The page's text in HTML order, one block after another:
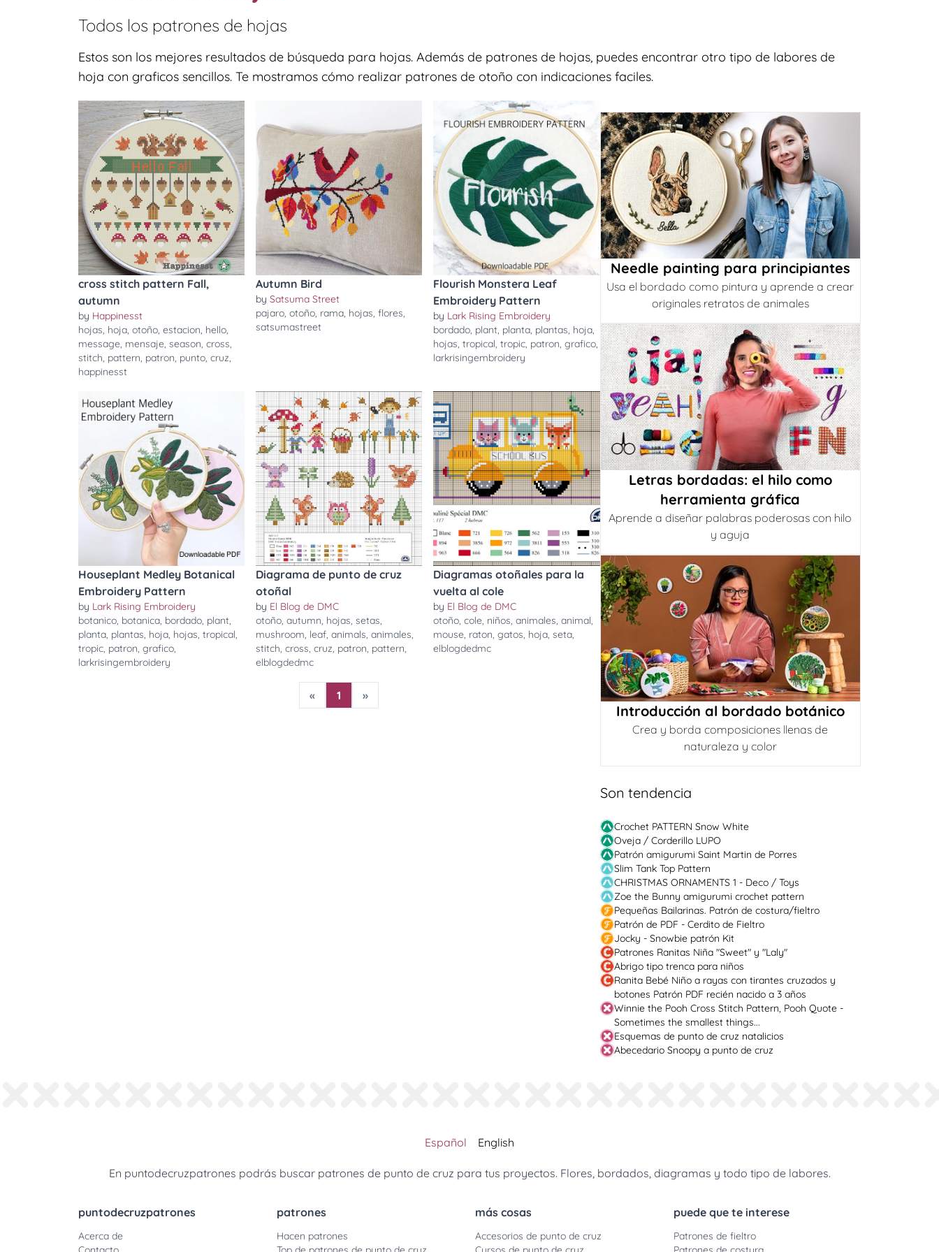
Todos los patrones de hojas
Estos son los mejores resultados de búsqueda para hojas. Además de patrones de hojas, puedes encontrar otro tipo de labores de
hoja con graficos sencillos. Te mostramos cómo realizar patrones de otoño con indicaciones faciles.
cross stitch pattern Fall,
autumn
by Happinesst
hojas, hoja, otoño, estacion, hello,
message, mensaje, season, cross,
stitch, pattern, patron, punto, cruz,
happinesst
Autumn Bird
bySatsuma Street
pajaro,otoño, rama, hojas,flores,
satsumastreet
Flourish Monstera Leaf
Embroidery Pattern
by Lark Rising Embroidery
bordado, plant, planta, plantas, hoja,
hojas,tropical,tropic, patron,grafico,
larkrisingembroidery
Houseplant Medley Botanical
Embroidery Pattern
by Lark Rising Embroidery
botanico, botanica, bordado, plant,
planta, plantas, hoja, hojas, tropical,
tropic, patron, grafico,
larkrisingembroidery
Diagrama de punto de cruz
otoñal
by El Blog de DMC
otoño,autumn, hojas,setas,
mushroom, leaf,animals,animales,
stitch,cross,cruz, patron, pattern,
elblogdedmc
Diagramas otoñales para la
vuelta al cole
by El Blog de DMC
otoño,cole, niños,animales,animal,
mouse, raton,gatos, hoja,seta,
elblogdedmc
« 1 »
Needle painting para principiantes
Usa el bordado como pintura y aprende a crear
originales retratos de animales
Letras bordadas: el hilo como
herramienta gráfica
Aprende a diseñar palabras poderosas con hilo
y aguja
Introducción al bordado botánico
Crea y borda composiciones llenas de
naturaleza y color
Son tendencia
Crochet PATTERN Snow White
Oveja / Corderillo LUPO
Patrón amigurumi Saint Martin de Porres
Slim Tank Top Pattern
CHRISTMAS ORNAMENTS 1 - Deco / Toys
Zoe the Bunny amigurumi crochet pattern
Pequeñas Bailarinas. Patrón de costura/fieltro
Patrón de PDF - Cerdito de Fieltro
Jocky - Snowbie patrón Kit
Patrones Ranitas Niña "Sweet" y "Laly"
Abrigo tipo trenca para niños
Ranita Bebé Niño a rayas con tirantes cruzados y
botones Patrón PDF recién nacido a 3 años
Winnie the Pooh Cross Stitch Pattern, Pooh Quote -
Sometimes the smallest things...
Esquemas de punto de cruz natalicios
Abecedario Snoopy a punto de cruz
Español English
En puntodecruzpatrones podrás buscar patrones de punto de cruz para tus proyectos. Flores, bordados, diagramas y todo tipo de labores.
puntodecruzpatrones
Acerca de
patrones
Hacen patrones
más cosas
Accesorios de punto de cruz
puede que te interese
Patrones de fieltro